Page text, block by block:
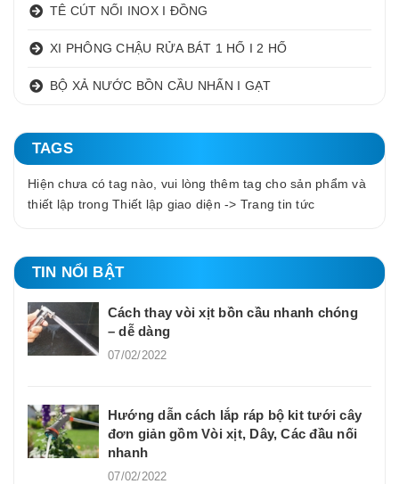
TÊ CÚT NỐI INOX I ĐỒNG
XI PHÔNG CHẬU RỬA BÁT 1 HỐ I 2 HỐ
BỘ XẢ NƯỚC BỒN CẦU NHẤN I GẠT
TAGS
Hiện chưa có tag nào, vui lòng thêm tag cho sản phẩm và
thiết lập trong Thiết lập giao diện -> Trang tin tức
TIN NỔI BẬT
Cách thay vòi xịt bồn cầu nhanh chóng
– dễ dàng
07/02/2022
Hướng dẫn cách lắp ráp bộ kit tưới cây
đơn giản gồm Vòi xịt, Dây, Các đầu nối
nhanh
07/02/2022